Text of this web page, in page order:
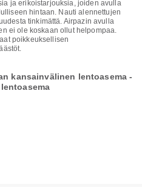
ja erikoistarjouksia, joiden avulla
hintaan. Nauti alennettujen
tinkimättä. Airpazin avulla
ei ole koskaan ollut helpompaa.
poikkeuksellisen
kansainvälinen lentoasema -